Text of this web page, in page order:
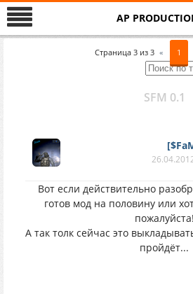
AP
Страница 3 из 3 « 1
SFM 0.1
Вот если действительно
готов мод на половину или
пожалуйста!
А так толк сейчас это
пройдёт...